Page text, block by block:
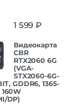
1 599 ₽
Видеокарта
CBR
RTX2060 6G
(VGA-
STX2060-6G-
GDDR6, 1365-
DP)